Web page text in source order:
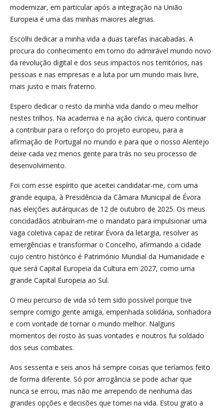
modernizar, em particular após a integração na União
Europeia é uma das minhas maiores alegrias.
Escolhi dedicar a minha vida a duas tarefas inacabadas. A
procura do conhecimento em torno do admirável mundo novo
da revolução digital e dos seus impactos nos territórios, nas
pessoas e nas empresas e a luta por um mundo mais livre,
mais justo e mais fraterno.
Espero dedicar o resto da minha vida dando o meu melhor
nestes trilhos. Na academia e na ação cívica, quero continuar
a contribuir para o reforço do projeto europeu, para a
afirmação de Portugal no mundo e para que o nosso Alentejo
deixe cada vez menos gente para trás no seu processo de
desenvolvimento.
Foi com esse espírito que aceitei candidatar-me, com uma
grande equipa, à Presidência da Câmara Municipal de Évora
nas eleições autárquicas de 12 de outubro de 2025. Os meus
concidadãos atribuíram-me o mandato para impulsionar uma
vaga coletiva capaz de retirar Évora da letargia, resolver as
emergências e transformar o Concelho, afirmando a cidade
cujo centro histórico é Património Mundial da Humanidade e
que será Capital Europeia da Cultura em 2027, como uma
grande Capital Europeia ao Sul.
O meu percurso de vida só tem sido possível porque tive
sempre comigo gente amiga, empenhada solidária, sonhadora
e com vontade de tornar o mundo melhor. Nalguns
momentos dei rosto às suas vontades e noutros fui soldado
dos seus combates.
Aos sessenta e seis anos há sempre coisas que teríamos feito
de forma diferente. Só por arrogância se pode achar que
nunca se errou, mas não me arrependo de nenhuma das
grandes opções e decisões que tomei na vida. Estou grato a